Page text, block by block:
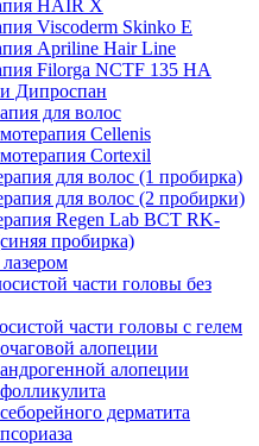
HAIR X
Viscoderm Skinko E
Apriline Hair Line
Filorga NCTF 135 HA
Дипроспан
для волос
Cellenis
Cortexil
для волос (1 пробирка)
для волос (2 пробирки)
Regen Lab BCT RK-
пробирка)
части головы без
части головы с гелем
алопеции
алопеции
дерматита